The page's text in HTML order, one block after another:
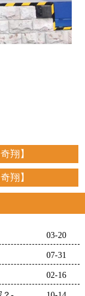
翔】
翔】
03-20
07-31
02-16